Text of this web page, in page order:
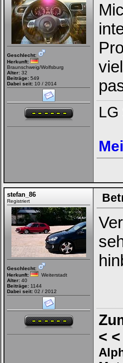
Geschlecht:
Herkunft:
Braunschweig/Wolfsburg
Alter: 32
Beiträge: 549
Dabei seit: 10 / 2014
LG
stefan_86
Registriert
Geschlecht:
Herkunft:
Weiterstadt
Alter: 40
Beiträge: 1144
Dabei seit: 02 / 2012
< <